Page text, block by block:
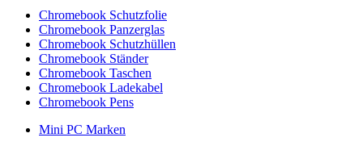
Chromebook Schutzfolie
Chromebook Panzerglas
Chromebook Schutzhüllen
Chromebook Ständer
Chromebook Taschen
Chromebook Ladekabel
Chromebook Pens
Mini PC Marken